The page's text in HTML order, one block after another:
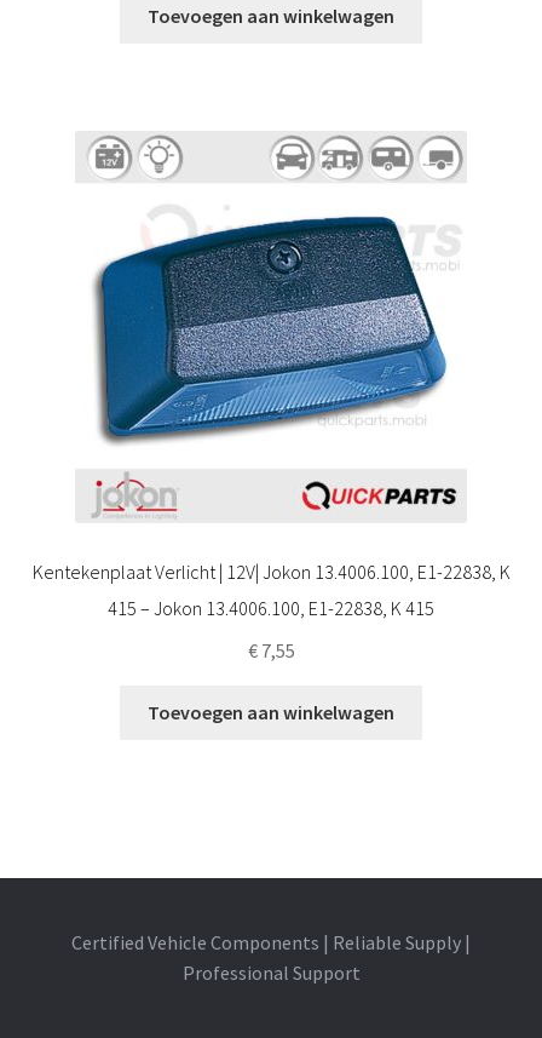
Toevoegen aan winkelwagen
Kentekenplaat Verlicht | 12V| Jokon 13.4006.100, E1-22838, K
415 – Jokon 13.4006.100, E1-22838, K 415
€7,55
Toevoegen aan winkelwagen
Certified Vehicle Components | Reliable Supply |
Professional Support